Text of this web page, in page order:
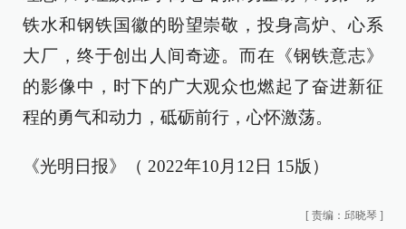
铁水和钢铁国徽的盼望崇敬，投身高炉、心系
大厂，终于创出人间奇迹。而在《钢铁意志》
的影像中，时下的广大观众也燃起了奋进新征
程的勇气和动力，砥砺前行，心怀激荡。
《光明日报》（ 2022年10月12日 15版）
[ 责编：邱晓琴 ]